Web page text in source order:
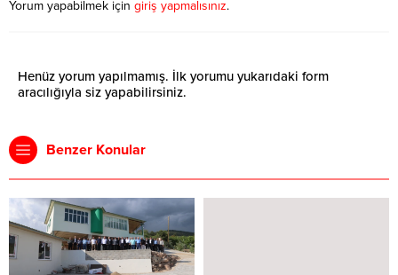
Yorum yapabilmek için giriş yapmalısınız.
Henüz yorum yapılmamış. İlk yorumu yukarıdaki form
aracılığıyla siz yapabilirsiniz.
Benzer Konular